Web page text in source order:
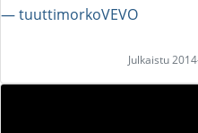
― tuuttimorkoVEVO
Julkaistu